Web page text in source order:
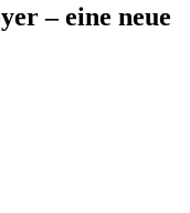
– eine neue